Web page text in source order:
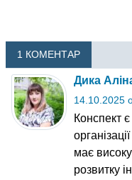
1 КОМЕНТАР
Дика
14.10.2025
Конспект
має високу
розвитку